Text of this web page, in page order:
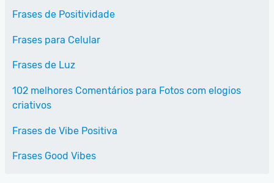
Frases de Positividade
Frases para Celular
Frases de Luz
102 melhores Comentários para Fotos com elogios
criativos
Frases de Vibe Positiva
Frases Good Vibes